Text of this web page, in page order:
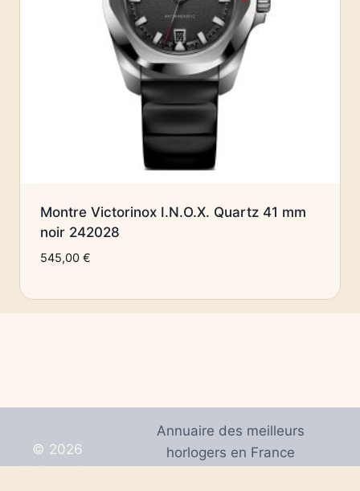
Montre Victorinox I.N.O.X. Quartz 41 mm
noir 242028
545,00 €
© 2026
Univers de
Annuaire des meilleurs
horlogers en France